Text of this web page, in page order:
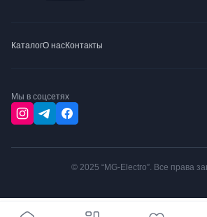
КаталогО насКонтакты
Мы в соцсетях
© 2025 “MG-Electro”. Все права